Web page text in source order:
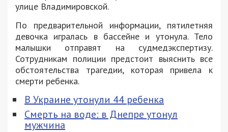
улице Владимировской.
По предварительной информации, пятилетняя
девочка игралась в бассейне и утонула. Тело
малышки отправят на судмедэкспертизу.
Сотрудникам полиции предстоит выяснить все
обстоятельства трагедии, которая привела к
смерти ребенка.
В Украине утонули 44 ребенка
Смерть на воде: в Днепре утонул
мужчина